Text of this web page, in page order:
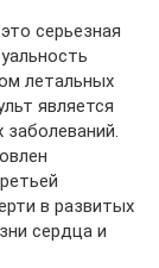
серьезная
летальных
является
в развитых
сердца и